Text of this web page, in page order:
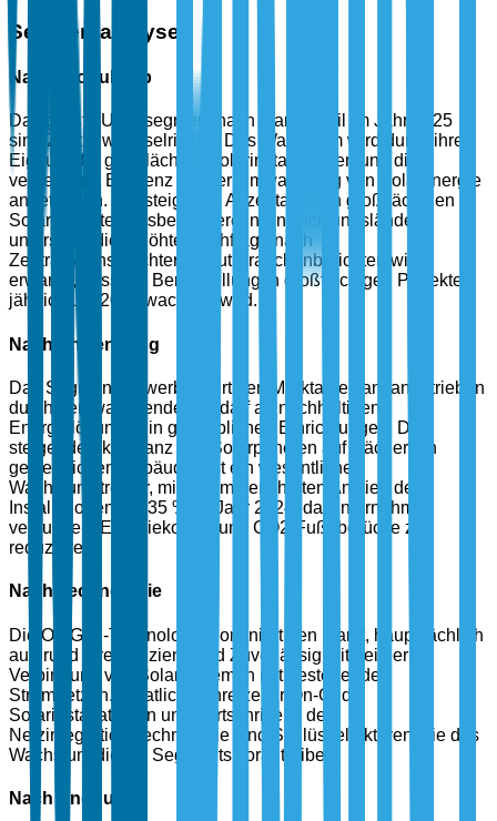
Segmentanalyse
Nach Produkttyp
Das größte Untersegment nach Marktanteil im Jahr 2025
sind Zentralwechselrichter. Das Wachstum wird durch ihre
Eignung für großflächige Solarinstallationen und die
verbesserte Effizienz bei der Umwandlung von Solarenergie
angetrieben. Die steigende Akzeptanz von großflächigen
Solarprojekten, insbesondere in Entwicklungsländern,
unterstützt die erhöhte Nachfrage nach
Zentralwechselrichtern. Laut Branchenberichten wird
erwartet, dass die Bereitstellung in großflächigen Projekten
jährlich um 20 % wachsen wird.
Nach Anwendung
Das Segment Gewerbe führt den Marktanteil an, angetrieben
durch den wachsenden Bedarf an nachhaltigen
Energielösungen in gewerblichen Einrichtungen. Die
steigende Akzeptanz von Solarpanelen auf Dächern in
gewerblichen Gebäuden ist ein wesentlicher
Wachstumstreiber, mit einem berichteten Anstieg der
Installationen um 35 % im Jahr 2024, da Unternehmen
versuchen, Energiekosten und CO2-Fußabdrücke zu
reduzieren.
Nach Technologie
Die On-Grid-Technologie dominiert den Markt, hauptsächlich
aufgrund ihrer Effizienz und Zuverlässigkeit bei der
Verbindung von Solarsystemen mit bestehenden
Stromnetzen. Staatliche Anreize für On-Grid-
Solarinstallationen und Fortschritte in der
Netzintegrationstechnologie sind Schlüsselfaktoren, die das
Wachstum dieses Segments vorantreiben.
Nach Endnutzer